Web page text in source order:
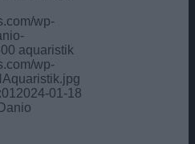
wp-
aquaristik
wp-
2024-01-18